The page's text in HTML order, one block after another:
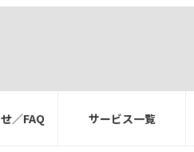
／FAQ サービス一覧